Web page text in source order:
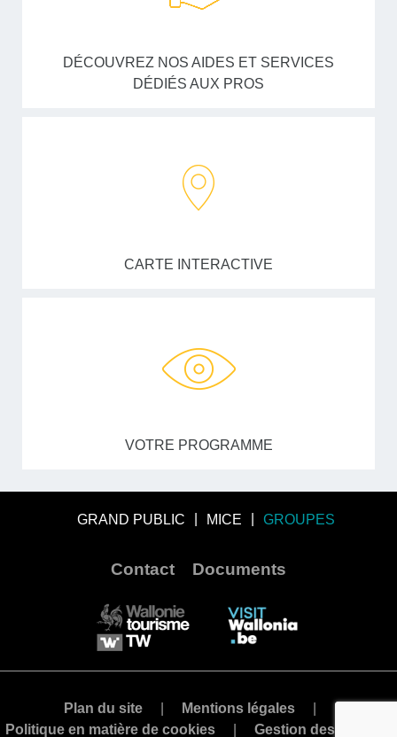
DÉCOUVREZ NOS AIDES ET SERVICES
DÉDIÉS AUX PROS
CARTE INTERACTIVE
VOTRE PROGRAMME
GRAND PUBLIC MICE GROUPES
Contact Documents
Plan du site
Mentions légales
Politique en matière de cookies
Gestion des cookies